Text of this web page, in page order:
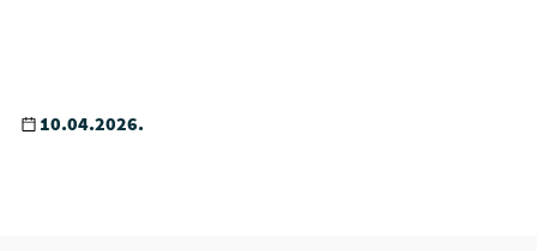
10.04.2026.